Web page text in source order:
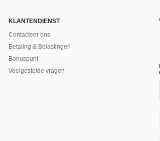
KLANTENDIENST
Contacteer ons
Betaling & Belastingen
Bonuspunt
Veelgestelde vragen